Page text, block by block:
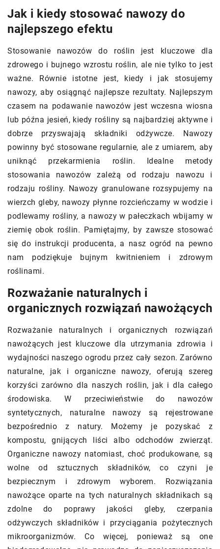
Jak i kiedy stosować nawozy do
najlepszego efektu
Stosowanie nawozów do roślin jest kluczowe dla
zdrowego i bujnego wzrostu roślin, ale nie tylko to jest
ważne. Równie istotne jest, kiedy i jak stosujemy
nawozy, aby osiągnąć najlepsze rezultaty. Najlepszym
czasem na podawanie nawozów jest wczesna wiosna
lub późna jesień, kiedy rośliny są najbardziej aktywne i
dobrze przyswajają składniki odżywcze. Nawozy
powinny być stosowane regularnie, ale z umiarem, aby
uniknąć przekarmienia roślin. Idealne metody
stosowania nawozów zależą od rodzaju nawozu i
rodzaju rośliny. Nawozy granulowane rozsypujemy na
wierzch gleby, nawozy płynne rozcieńczamy w wodzie i
podlewamy rośliny, a nawozy w pałeczkach wbijamy w
ziemię obok roślin. Pamiętajmy, by zawsze stosować
się do instrukcji producenta, a nasz ogród na pewno
nam podziękuje bujnym kwitnieniem i zdrowym
roślinami.
Rozważanie naturalnych i
organicznych rozwiązań nawożących
Rozważanie naturalnych i organicznych rozwiązań
nawożących jest kluczowe dla utrzymania zdrowia i
wydajności naszego ogrodu przez cały sezon. Zarówno
naturalne, jak i organiczne nawozy, oferują szereg
korzyści zarówno dla naszych roślin, jak i dla całego
środowiska. W przeciwieństwie do nawozów
syntetycznych, naturalne nawozy są rejestrowane
bezpośrednio z natury. Możemy je pozyskać z
kompostu, gnijących liści albo odchodów zwierząt.
Organiczne nawozy natomiast, choć produkowane, są
wolne od sztucznych składników, co czyni je
bezpiecznym i zdrowym wyborem. Rozwiązania
nawożące oparte na tych naturalnych składnikach są
zdolne do poprawy jakości gleby, czerpania
odżywczych składników i przyciągania pożytecznych
mikroorganizmów. Co więcej, ponieważ są one